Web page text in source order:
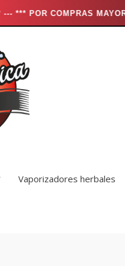
MAYORES A
Vaporizadores herbales